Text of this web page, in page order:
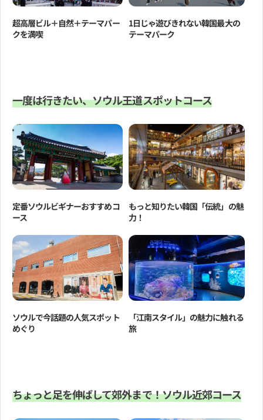
超高層ビル＋自然＋テーマパー
クを満喫
1日じゃ遊びきれない韓国最大の
テーマパーク
一度は行きたい、ソウル王道スポットコース
定番ソウルビギナーおすすめコ
ース
もっと知りたい韓国「伝統」の魅
力！
ソウルで今話題の人気スポット
めぐり
「江南スタイル」の魅力に触れる
旅
ちょっと足を伸ばして郊外まで！ソウル近郊コース